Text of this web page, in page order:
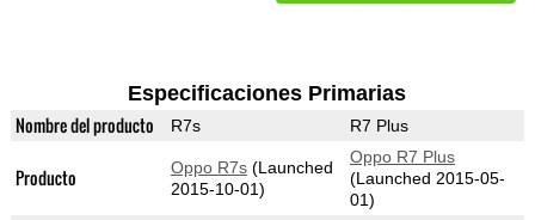
Especificaciones Primarias
Nombre del producto R7s R7 Plus
Producto Oppo R7s(Launched
2015-10-01)
Oppo R7 Plus
(Launched 2015-05-
01)